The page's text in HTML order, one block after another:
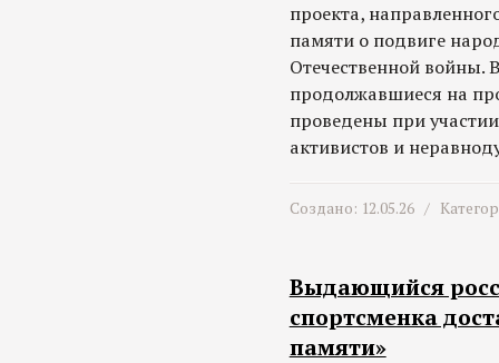
проекта,
памяти о подвиге
Отечественной войны.
продолжавшиеся на
проведены при
активистов и
Создано: 12.05.26 /
Выдающийся
спортсменка
памяти»